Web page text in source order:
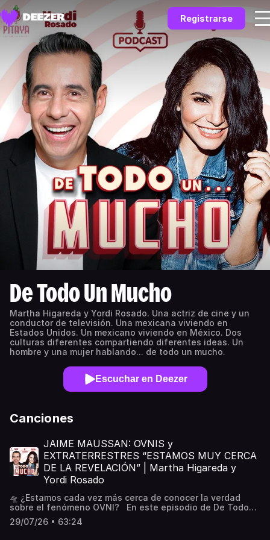
Registrarse
De Todo Un Mucho
Martha Higareda y Yordi Rosado. Una actriz de cine y un
conductor de televisión. Una mexicana viviendo en
Estados Unidos. Un mexicano viviendo en México. Dos
culturas diferentes compartiendo diferentes ideas. Un
hombre y una mujer hablando... de todo un mucho.
Escuchar en Deezer
Canciones
JAIME MAUSSAN: OVNIS y
EXTRATERRESTRES “ESTAMOS MUY CERCA
DE LA REVELACIÓN” | Martha Higareda y
Yordi Rosado
🛸 ¿Estamos cada vez más cerca de conocer la verdad
sobre el fenómeno OVNI? En este episodio de De Todo
Un Mucho, Martha Higareda y Yordi Rosado reciben al
gran y mejor experto en estos temas Jaime Maussan para
29/07/26 • 63:24